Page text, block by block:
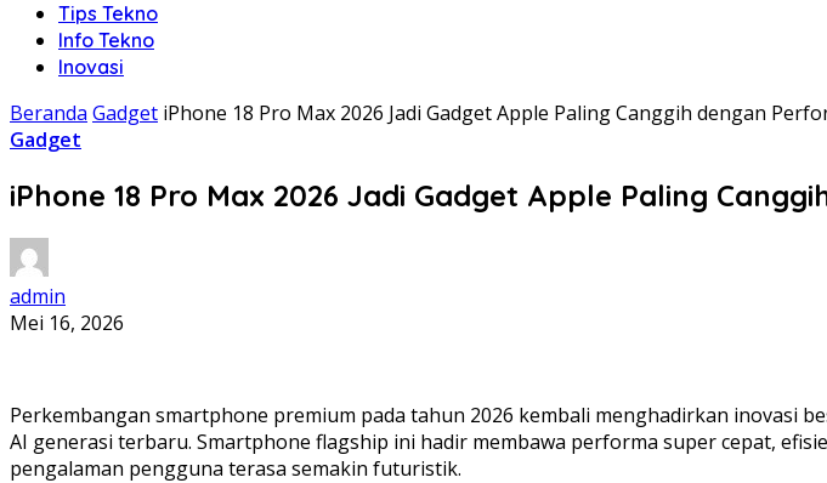
Tips Tekno
Info Tekno
Inovasi
Beranda Gadget iPhone 18 Pro Max 2026 Jadi Gadget Apple Paling Canggih dengan
Gadget
iPhone 18 Pro Max 2026 Jadi Gadget Apple Paling
admin
Mei 16, 2026
Perkembangan smartphone premium pada tahun 2026 kembali menghadirkan inovasi
AI generasi terbaru. Smartphone flagship ini hadir membawa performa super cepat,
pengalaman pengguna terasa semakin futuristik.